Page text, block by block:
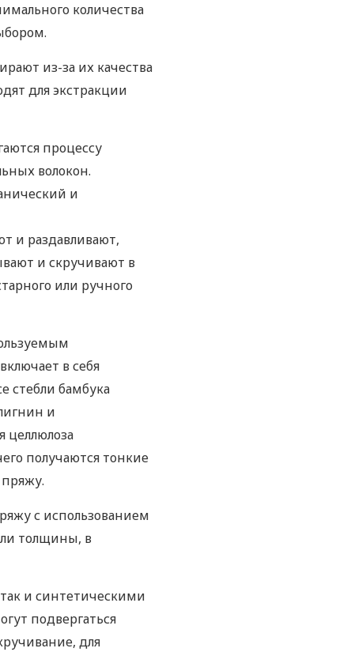
количества
из-за их качества
для экстракции
процессу
волокон.
и
и раздавливают,
и скручивают в
или ручного
в себя
стебли бамбука
и
целлюлоза
получаются тонкие
с использованием
толщины, в
и синтетическими
подвергаться
для